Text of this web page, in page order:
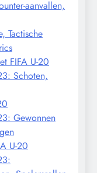
aanvallen,
Tactische
FIFA U-20
Schoten,
Gewonnen
U-20